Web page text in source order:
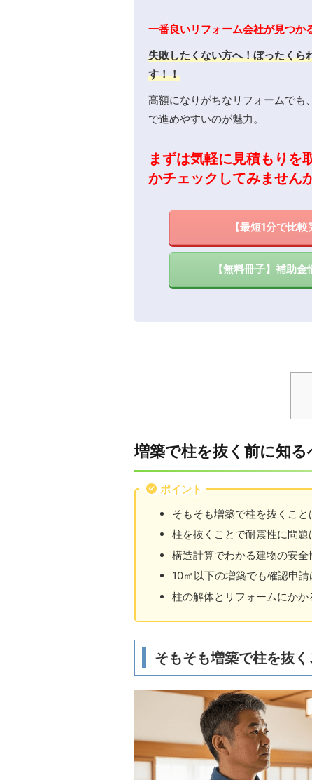
一番良いリフォーム会社が見つか
失敗したくない方へ！ぼったくら
す！！
高額になりがちなリフォームでも
で進めやすいのが魅力。
まずは気軽に見積もりを
かチェックしてみません
【最短1分で比
【無料冊子】補助
増築で柱を抜く前に知
ポイント
そもそも増築で柱を抜くこ
柱を抜くことで耐震性に問
構造計算でわかる建物の安全
10㎡以下の増築でも確認申
柱の解体とリフォームにかか
そもそも増築で柱を抜